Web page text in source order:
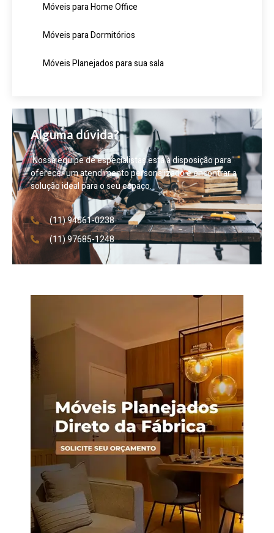
Móveis para Home Office
Móveis para Dormitórios
Móveis Planejados para sua sala
Alguma dúvida?
Nossa equipe de especialistas está à disposição para
oferecer um atendimento personalizado e encontrar a
solução ideal para o seu espaço.
(11) 94661-0238
(11) 97685-1248